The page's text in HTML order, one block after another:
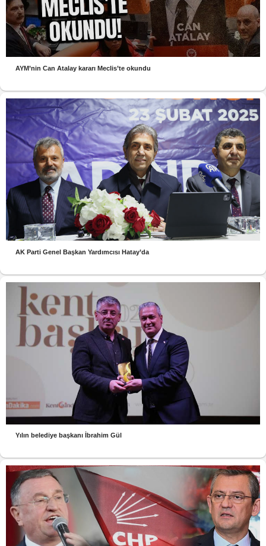
AYM’nin Can Atalay kararı Meclis’te okundu
AK Parti Genel Başkan Yardımcısı Hatay’da
Yılın belediye başkanı İbrahim Gül